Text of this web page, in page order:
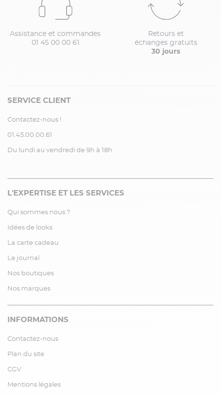
Assistance et commandes
01 45 00 00 61
Retours et
échanges gratuits
30 jours
SERVICE CLIENT
Contactez-nous !
01.45.00.00.61
Du lundi au vendredi de 9h à 18h
L'EXPERTISE ET LES SERVICES
Qui sommes nous ?
Idées de looks
La carte cadeau
Le journal
Nos boutiques
Nos marques
INFORMATIONS
Contactez-nous
Plan du site
CGV
Mentions légales